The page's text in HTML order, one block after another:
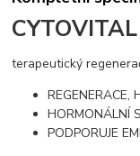
CYTOVITAL
terapeutický
REGENERACE,
HORMONÁLNÍ
PODPORUJE